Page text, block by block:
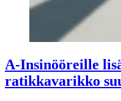
A-Insinööreille
ratikkavarikko